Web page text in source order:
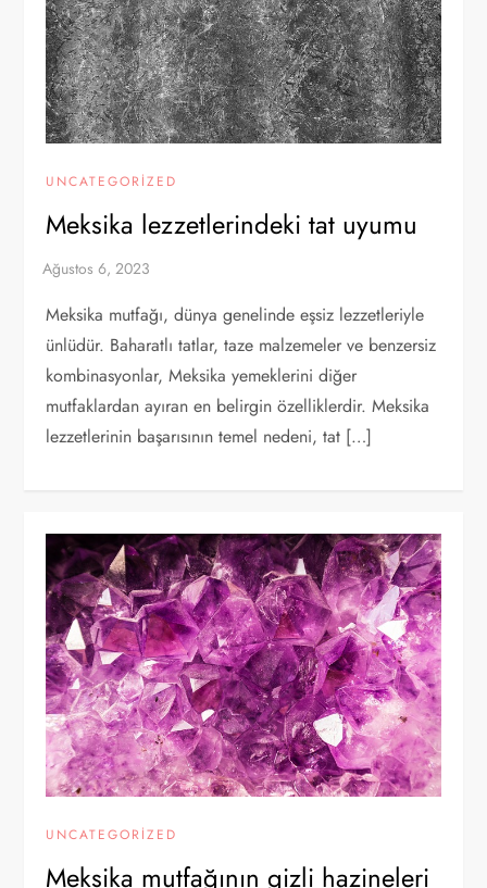
UNCATEGORIZED
Meksika lezzetlerindeki tat uyumu
Meksika mutfağı, dünya genelinde eşsiz lezzetleriyle
ünlüdür. Baharatlı tatlar, taze malzemeler ve benzersiz
kombinasyonlar, Meksika yemeklerini diğer
mutfaklardan ayıran en belirgin özelliklerdir. Meksika
lezzetlerinin başarısının temel nedeni, tat […]
UNCATEGORIZED
Meksika mutfağının gizli hazineleri